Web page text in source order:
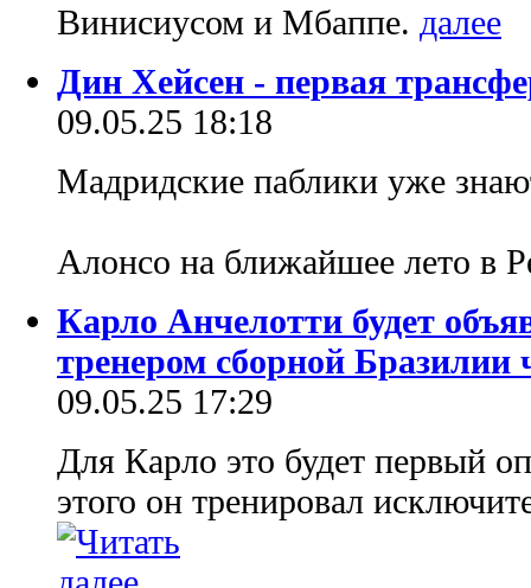
Винисиусом и Мбаппе.
Дин Хейсен - первая
09.05.25 18:18
Мадридские паблики уже
Алонсо на ближайшее лето в
Карло Анчелотти будет
тренером сборной Бразилии
09.05.25 17:29
Для Карло это будет первый
этого он тренировал